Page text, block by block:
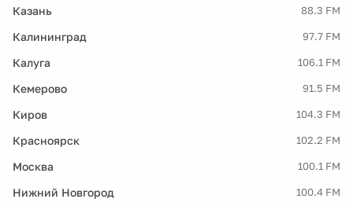
Казань 88.3 FM
Калининград 97.7 FM
Калуга 106.1 FM
Кемерово 91.5 FM
Киров 104.3 FM
Красноярск 102.2 FM
Москва 100.1 FM
Нижний Новгород 100.4 FM